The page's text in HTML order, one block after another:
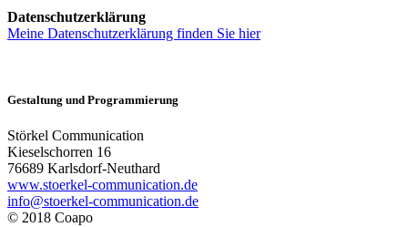
Datenschutzerklärung
Meine Datenschutzerklärung finden Sie hier
Gestaltung und Programmierung
Störkel Communication
Kieselschorren 16
76689 Karlsdorf-Neuthard
www.stoerkel-communication.de
info@stoerkel-communication.de
© 2018 Coapo